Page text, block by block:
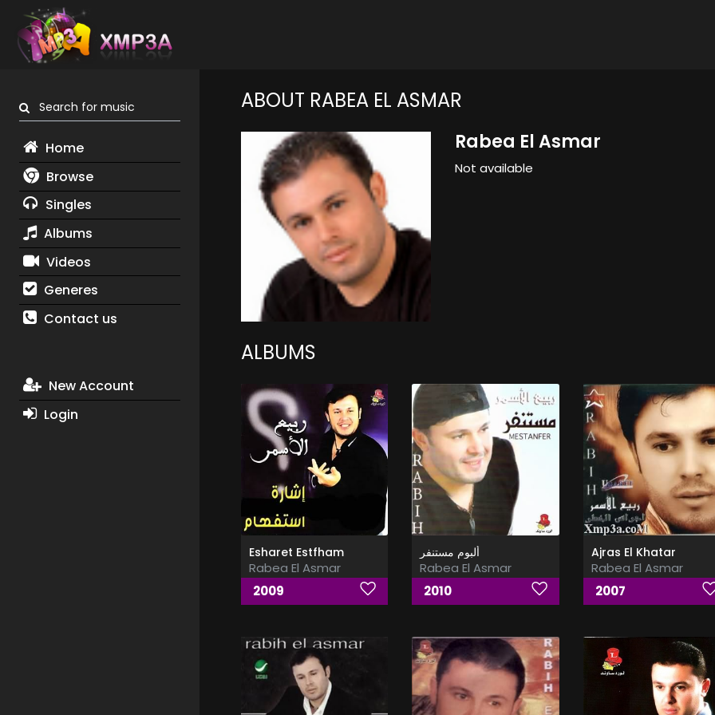
Search for music
Home
Browse
Singles
Albums
Videos
Generes
Contact us
New Account
Login
ABOUT RABEA EL ASMAR
Rabea El Asmar
Not available
ALBUMS
Esharet Estfham
Rabea El Asmar
2009
ألبوم مستنفر
Rabea El Asmar
2010
Ajras El Khatar
Rabea El Asmar
2007